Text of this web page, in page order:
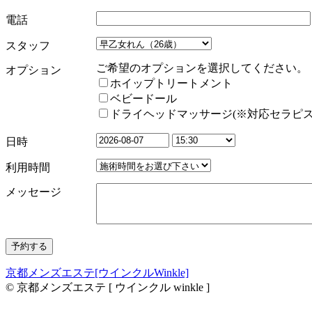
電話
スタッフ
オプション
ご希望のオプションを選択してください。
ホイップトリートメント
ベビードール
ドライヘッドマッサージ(※対応セラピ
日時
利用時間
メッセージ
京都メンズエステ[ウインクルWinkle]
© 京都メンズエステ [ ウインクル winkle ]